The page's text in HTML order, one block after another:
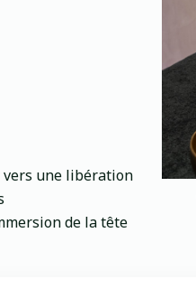
vers une libération
de la tête